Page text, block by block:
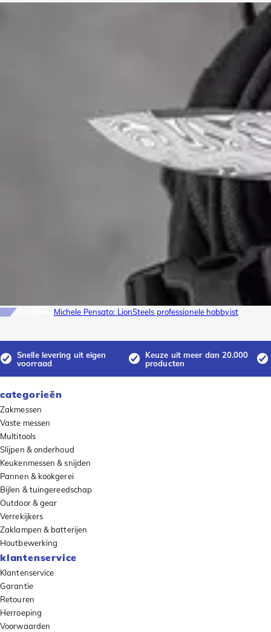
Michele Pensato: LionSteels professionele hobbyist
Snelle levering uit eigen
voorraad
Keuze uit meer dan 20.000
producten
categorieën
Zakmessen
Vaste messen
Multitools
Slijpen & onderhoud
Keukenmessen & snijden
Pannen & kookgerei
Bijlen & tuingereedschap
Outdoor & gear
Verrekijkers
Zaklampen & batterijen
Houtbewerking
klantenservice
Klantenservice
Garantie
Retouren
Herroeping
Voorwaarden